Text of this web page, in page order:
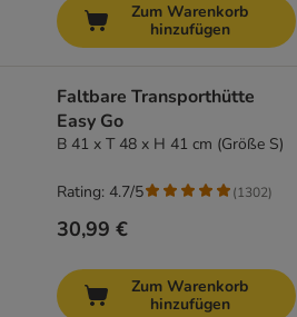
Zum Warenkorb
hinzufügen
Faltbare Transporthütte
Easy Go
B 41 x T 48 x H 41 cm (Größe S)
30,99 €
Rating: 4.7/5 (1302)
Zum Warenkorb
hinzufügen